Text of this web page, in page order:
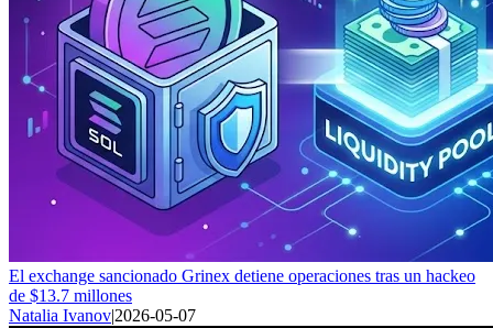
El exchange sancionado Grinex detiene operaciones tras un hackeo
de $13.7 millones
Natalia Ivanov|2026-05-07